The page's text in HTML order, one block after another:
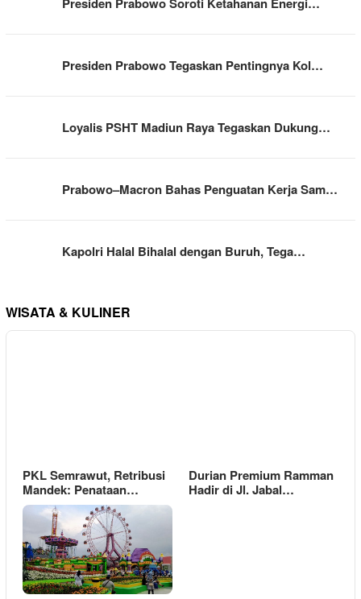
Presiden Prabowo Tegaskan Pentingnya Kol…
Loyalis PSHT Madiun Raya Tegaskan Dukung…
Prabowo–Macron Bahas Penguatan Kerja Sam…
Kapolri Halal Bihalal dengan Buruh, Tega…
WISATA & KULINER
PKL Semrawut, Retribusi
Mandek: Penataan…
Durian Premium Ramman
Hadir di Jl. Jabal…